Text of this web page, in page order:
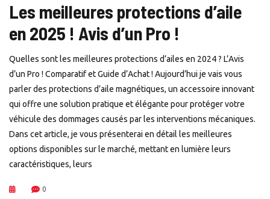
Les meilleures protections d’aile
en 2025 ! Avis d’un Pro !
Quelles sont les meilleures protections d’ailes en 2024 ? L’Avis
d’un Pro ! Comparatif et Guide d’Achat ! Aujourd’hui je vais vous
parler des protections d’aile magnétiques, un accessoire innovant
qui offre une solution pratique et élégante pour protéger votre
véhicule des dommages causés par les interventions mécaniques.
Dans cet article, je vous présenterai en détail les meilleures
options disponibles sur le marché, mettant en lumière leurs
caractéristiques, leurs
0